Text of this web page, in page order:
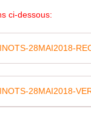
ci-dessous:
28MAI2018-
28MAI2018-